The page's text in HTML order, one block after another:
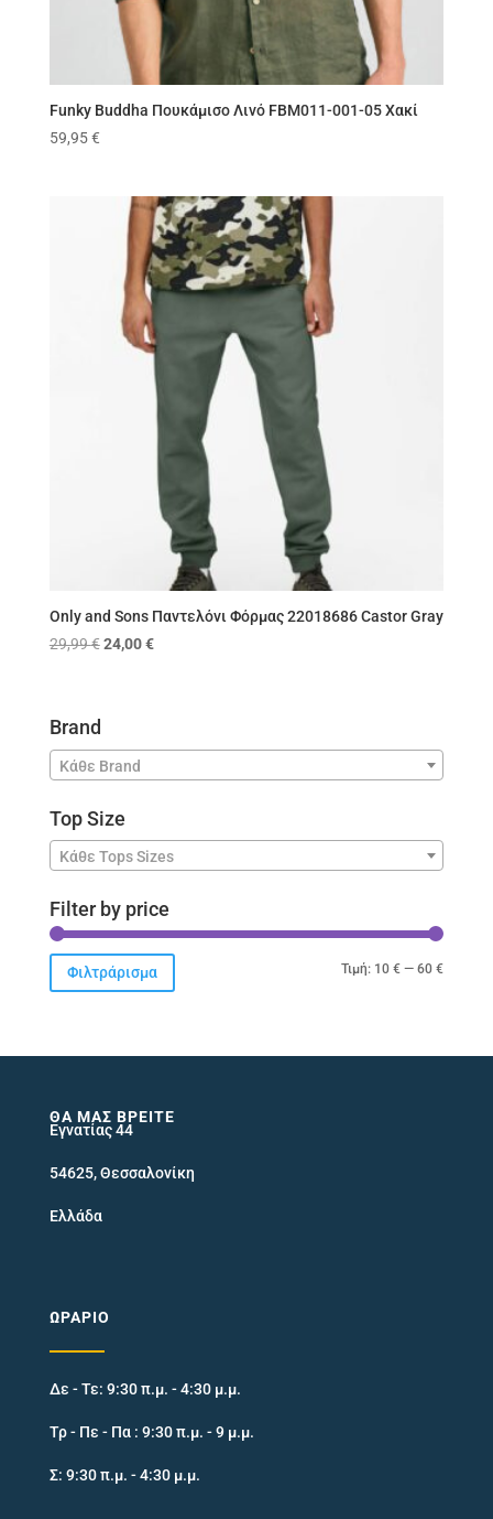
Funky Buddha Πουκάμισο Λινό FBM011-001-05 Χακί
59,95€
Only and Sons Παντελόνι Φόρμας 22018686 Castor Gray
29,99€ Original
24,00€Η
Brand
Κάθε Brand
Top Size
Κάθε Tops Sizes
Filter by price
Φιλτράρισμα Τιμή: 10 € —60 €
ΘΑ ΜΑΣ ΒΡΕΊΤΕ
Εγνατίας 44
54625, Θεσσαλονίκη
Ελλάδα
ΩΡΆΡΙΟ
Δε - Τε: 9:30 π.μ. - 4:30 μ.μ.
Τρ - Πε - Πα : 9:30 π.μ. - 9 μ.μ.
Σ: 9:30 π.μ. - 4:30 μ.μ.